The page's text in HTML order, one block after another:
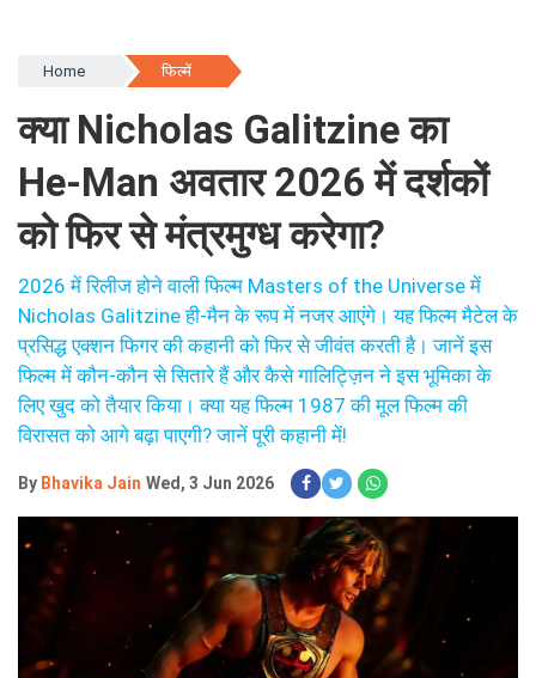
Home फिल्में
क्या Nicholas Galitzine का
He-Man अवतार 2026 में दर्शकों
को फिर से मंत्रमुग्ध करेगा?
2026 में रिलीज होने वाली फिल्म Masters of the Universe में
Nicholas Galitzine ही-मैन के रूप में नजर आएंगे। यह फिल्म मैटेल के
प्रसिद्ध एक्शन फिगर की कहानी को फिर से जीवंत करती है। जानें इस
फिल्म में कौन-कौन से सितारे हैं और कैसे गालिट्ज़िन ने इस भूमिका के
लिए खुद को तैयार किया। क्या यह फिल्म 1987 की मूल फिल्म की
विरासत को आगे बढ़ा पाएगी? जानें पूरी कहानी में!
By Bhavika Jain Wed, 3 Jun 2026